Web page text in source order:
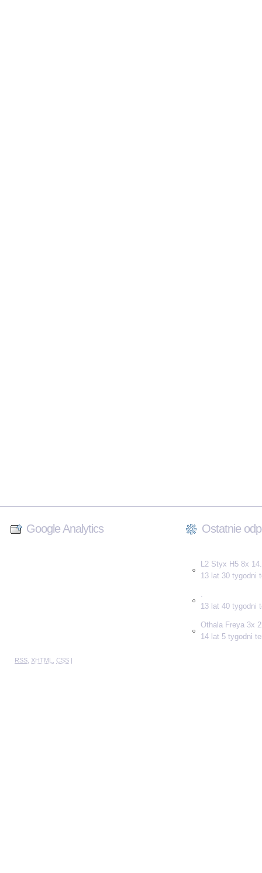
Google Analytics Ostatnie
L2 Styx H5 8x
13 lat 30 tygodni
13 lat 40 tygodni
Othala Freya 3x
14 lat 5 tygodni
RSS XHTML CSS |